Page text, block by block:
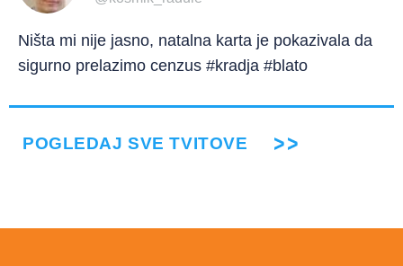
Ništa mi nije jasno, natalna karta je pokazivala da
sigurno prelazimo cenzus #kradja #blato
POGLEDAJ SVE TVITOVE